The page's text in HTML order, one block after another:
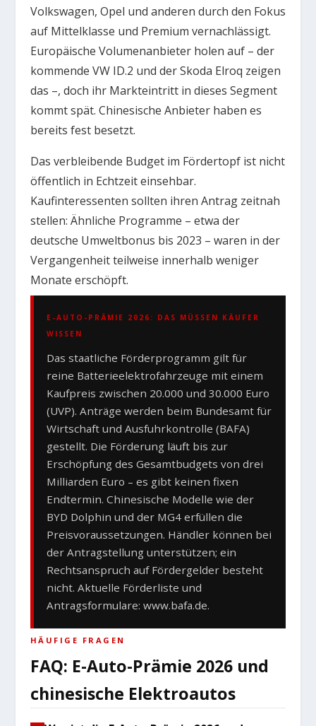
Volkswagen, Opel und anderen durch den Fokus
auf Mittelklasse und Premium vernachlässigt.
Europäische Volumenanbieter holen auf – der
kommende VW ID.2 und der Skoda Elroq zeigen
das –, doch ihr Markteintritt in dieses Segment
kommt spät. Chinesische Anbieter haben es
bereits fest besetzt.
Das verbleibende Budget im Fördertopf ist nicht
öffentlich in Echtzeit einsehbar.
Kaufinteressenten sollten ihren Antrag zeitnah
stellen: Ähnliche Programme – etwa der
deutsche Umweltbonus bis 2023 – waren in der
Vergangenheit teilweise innerhalb weniger
Monate erschöpft.
E-AUTO-PRÄMIE 2026: DAS MÜSSEN KÄUFER
WISSEN
Das staatliche Förderprogramm gilt für
reine Batterieelektrofahrzeuge mit einem
Kaufpreis zwischen 20.000 und 30.000 Euro
(UVP). Anträge werden beim Bundesamt für
Wirtschaft und Ausfuhrkontrolle (BAFA)
gestellt. Die Förderung läuft bis zur
Erschöpfung des Gesamtbudgets von drei
Milliarden Euro – es gibt keinen fixen
Endtermin. Chinesische Modelle wie der
BYD Dolphin und der MG4 erfüllen die
Preisvoraussetzungen. Händler können bei
der Antragstellung unterstützen; ein
Rechtsanspruch auf Fördergelder besteht
nicht. Aktuelle Förderliste und
Antragsformulare: www.bafa.de.
HÄUFIGE FRAGEN
FAQ: E-Auto-Prämie 2026 und
chinesische Elektroautos